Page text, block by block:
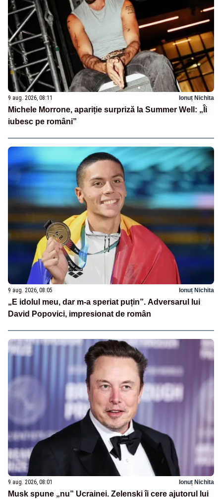
9 aug. 2026, 08:11 Ionuț Nichita
Michele Morrone, apariție surpriză la Summer Well: „Îi
iubesc pe români”
9 aug. 2026, 08:05 Ionuț Nichita
„E idolul meu, dar m-a speriat puțin”. Adversarul lui
David Popovici, impresionat de român
9 aug. 2026, 08:01 Ionuț Nichita
Musk spune „nu” Ucrainei. Zelenski îi cere ajutorul lui